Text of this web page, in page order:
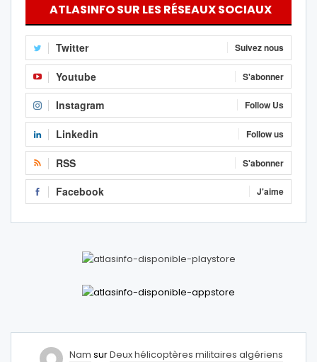
ATLASINFO SUR LES RÉSEAUX SOCIAUX
Twitter Suivez nous
Youtube S'abonner
Instagram Follow Us
Linkedin Follow us
RSS S'abonner
Facebook J'aime
Nam surDeux hélicoptères militaires algériens